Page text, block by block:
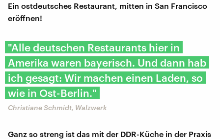
Ein ostdeutsches Restaurant, mitten in San Francisco
eröffnen!
"Alle deutschen Restaurants hier in
Amerika waren bayerisch. Und dann hab
ich gesagt: Wir machen einen Laden, so
wie in Ost-Berlin."
Christiane Schmidt, Walzwerk
Ganz so streng ist das mit der DDR-Küche in der Praxis